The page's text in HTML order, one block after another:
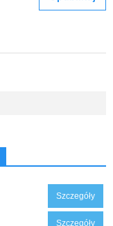
Szczegóły
Szczegóły